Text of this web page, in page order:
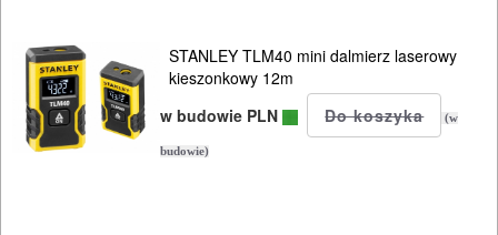
URZĄDZENIA
BUDOWLANE
MASZYNY
STANLEY TLM40 mini dalmierz laserowy
kieszonkowy 12m
w budowie PLN
(w
budowie)